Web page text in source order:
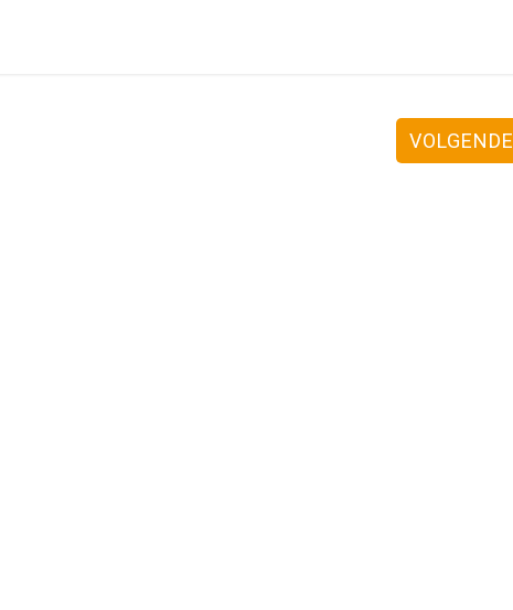
VOLGENDE